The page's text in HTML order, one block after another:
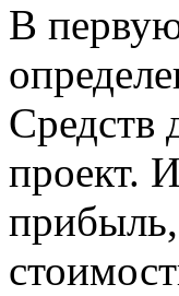
В
Средств
проект.